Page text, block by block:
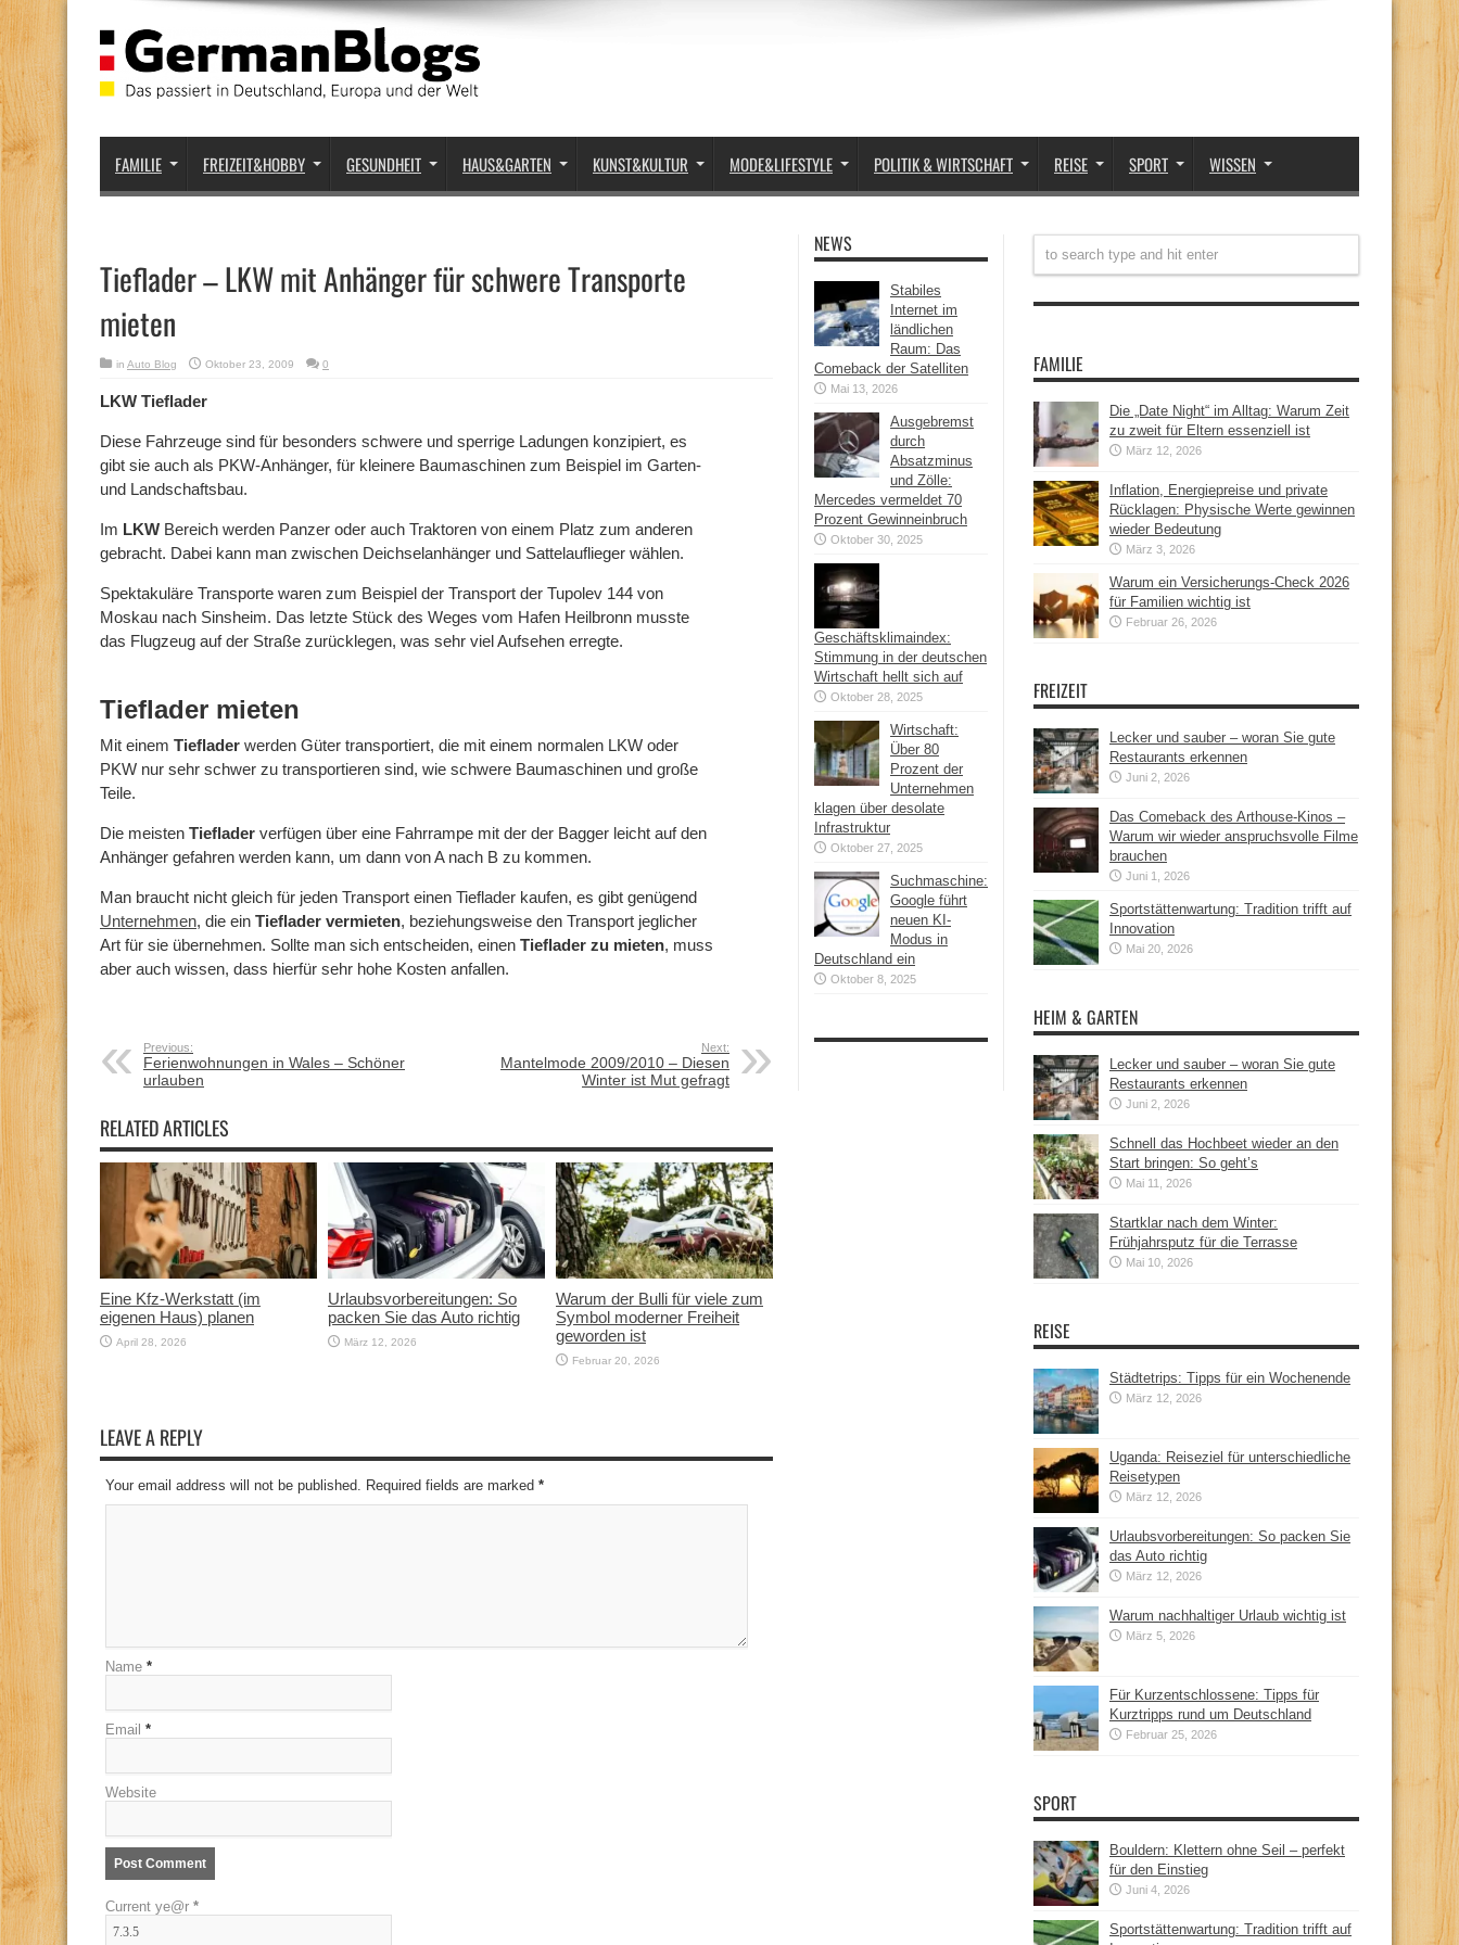
FAMILIE FREIZEIT&HOBBY GESUNDHEIT HAUS&GARTEN KUNST&KULTUR MODE&LIFESTYLE POLITIK & WIRTSCHAFT REISE SPORT WISSEN
Tieflader – LKW mit Anhänger für schwere Transporte
mieten
in Auto Blog Oktober 23, 2009 0
LKW Tieflader
Diese Fahrzeuge sind für besonders schwere und sperrige Ladungen konzipiert, es
gibt sie auch als PKW-Anhänger, für kleinere Baumaschinen zum Beispiel im Garten-
und Landschaftsbau.
Im LKW Bereich werden Panzer oder auch Traktoren von einem Platz zum anderen
gebracht. Dabei kann man zwischen Deichselanhänger und Sattelauflieger wählen.
Spektakuläre Transporte waren zum Beispiel der Transport der Tupolev 144 von
Moskau nach Sinsheim. Das letzte Stück des Weges vom Hafen Heilbronn musste
das Flugzeug auf der Straße zurücklegen, was sehr viel Aufsehen erregte.
Tieflader mieten
Mit einem Tieflader werden Güter transportiert, die mit einem normalen LKW oder
PKW nur sehr schwer zu transportieren sind, wie schwere Baumaschinen und große
Teile.
Die meisten Tieflader verfügen über eine Fahrrampe mit der der Bagger leicht auf den
Anhänger gefahren werden kann, um dann von A nach B zu kommen.
Man braucht nicht gleich für jeden Transport einen Tieflader kaufen, es gibt genügend
Unternehmen, die ein Tieflader vermieten, beziehungsweise den Transport jeglicher
Art für sie übernehmen. Sollte man sich entscheiden, einen Tieflader zu mieten, muss
aber auch wissen, dass hierfür sehr hohe Kosten anfallen.
Previous:
Ferienwohnungen in Wales – Schöner
urlauben
Next:
Mantelmode 2009/2010 – Diesen
Winter ist Mut gefragt
RELATED ARTICLES
Eine Kfz‑Werkstatt (im
eigenen Haus) planen
April 28, 2026
Urlaubsvorbereitungen: So
packen Sie das Auto richtig
März 12, 2026
Warum der Bulli für viele zum
Symbol moderner Freiheit
geworden ist
Februar 20, 2026
LEAVE A REPLY
Your email address will not be published. Required fields are marked *
Name *
Email *
Website
Current ye@r *
NEWS
Stabiles
Internet im
ländlichen
Raum: Das
Comeback der Satelliten
Mai 13, 2026
Ausgebremst
durch
Absatzminus
und Zölle:
Mercedes vermeldet 70
Prozent Gewinneinbruch
Oktober 30, 2025
Geschäftsklimaindex:
Stimmung in der deutschen
Wirtschaft hellt sich auf
Oktober 28, 2025
Wirtschaft:
Über 80
Prozent der
Unternehmen
klagen über desolate
Infrastruktur
Oktober 27, 2025
Suchmaschine:
Google führt
neuen KI-
Modus in
Deutschland ein
Oktober 8, 2025
FAMILIE
Die „Date Night“ im Alltag: Warum Zeit
zu zweit für Eltern essenziell ist
März 12, 2026
Inflation, Energiepreise und private
Rücklagen: Physische Werte gewinnen
wieder Bedeutung
März 3, 2026
Warum ein Versicherungs-Check 2026
für Familien wichtig ist
Februar 26, 2026
FREIZEIT
Lecker und sauber – woran Sie gute
Restaurants erkennen
Juni 2, 2026
Das Comeback des Arthouse-Kinos –
Warum wir wieder anspruchsvolle Filme
brauchen
Juni 1, 2026
Sportstättenwartung: Tradition trifft auf
Innovation
Mai 20, 2026
HEIM & GARTEN
Lecker und sauber – woran Sie gute
Restaurants erkennen
Juni 2, 2026
Schnell das Hochbeet wieder an den
Start bringen: So geht’s
Mai 11, 2026
Startklar nach dem Winter:
Frühjahrsputz für die Terrasse
Mai 10, 2026
REISE
Städtetrips: Tipps für ein Wochenende
März 12, 2026
Uganda: Reiseziel für unterschiedliche
Reisetypen
März 12, 2026
Urlaubsvorbereitungen: So packen Sie
das Auto richtig
März 12, 2026
Warum nachhaltiger Urlaub wichtig ist
März 5, 2026
Für Kurzentschlossene: Tipps für
Kurztripps rund um Deutschland
Februar 25, 2026
SPORT
Bouldern: Klettern ohne Seil – perfekt
für den Einstieg
Juni 4, 2026
Sportstättenwartung: Tradition trifft auf